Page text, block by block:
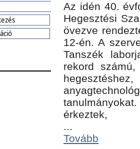
Az idén 40.
Hegesztési
övezve
12-én. A
Tanszék
rekord
érkeztek,
...
Tovább